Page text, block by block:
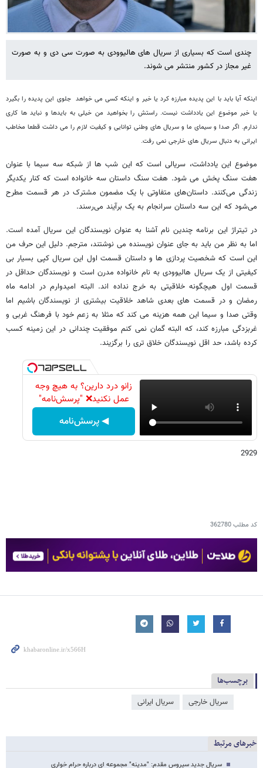
چندی است که بسیاری از سریال های هالیوودی به صورت سی دی و به صورت
غیر مجاز در کشور منتشر می شوند.
اینکه آیا باید با این پدیده مبارزه کرد یا خیر و اینکه کسی می خواهد جلوی این پدیده را بگیرد
یا خیر موضوع این یادداشت نیست. راستش را بخواهید من خیلی به بایدها و نباید ها کاری
ندارم. اگر صدا و سیمای ما و سریال های وطنی توانایی و کیفیت لازم را می داشت قطعا مخاطب
ایرانی به دنبال سریال های خارجی نمی رفت.
موضوع این یادداشت، سریالی است که این شب ها از شبکه سه سیما با عنوان
هفت سنگ پخش می شود. هفت سنگ داستان سه خانواده است که کنار یکدیگر
زندگی می‌کنند. داستان‌های متفاوتی با یک مضمون مشترک در هر قسمت مطرح
می‌شود که این سه داستان سرانجام به یک برآیند می‌رسند.
در تیتراژ این برنامه چندین نام آشنا به عنوان نویسندگان این سریال آمده است.
اما به نظر من باید به جای عنوان نویسنده می نوشتند، مترجم. دلیل این حرف من
این است که شخصیت پردازی ها و داستان قسمت اول این سریال کپی بسیار بی
کیفیتی از یک سریال هالیوودی به نام خانواده مدرن است و نویسندگان حداقل در
قسمت اول هیچگونه خلاقیتی به خرج نداده اند. البته امیدوارم در ادامه ماه
رمضان و در قسمت های بعدی شاهد خلاقیت بیشتری از نویسندگان باشیم اما
وقتی صدا و سیما این همه هزینه می کند که مثلا به زعم خود با فرهنگ غربی و
غربزدگی مبارزه کند، که البته گمان نمی کنم موفقیت چندانی در این زمینه کسب
کرده باشد، حد اقل نویسندگان خلاق تری را برگزیند.
زانو درد دارین؟ به هیچ وجه
عمل نکنید❌ "پرسش‌نامه"
◀ پرسش‌نامه
2929
کد مطلب362780
برچسب‌ها
سریال خارجی سریال ایرانی
خبرهای مرتبط
سریال جدید سیروس مقدم: "مدینه" مجموعه ای درباره حرام خواری